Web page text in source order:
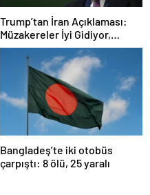
Trump’tan İran Açıklaması:
Müzakereler İyi Gidiyor,
Anlaşma Sağlanabilir
Bangladeş’te iki otobüs
çarpıştı: 8 ölü, 25 yaralı